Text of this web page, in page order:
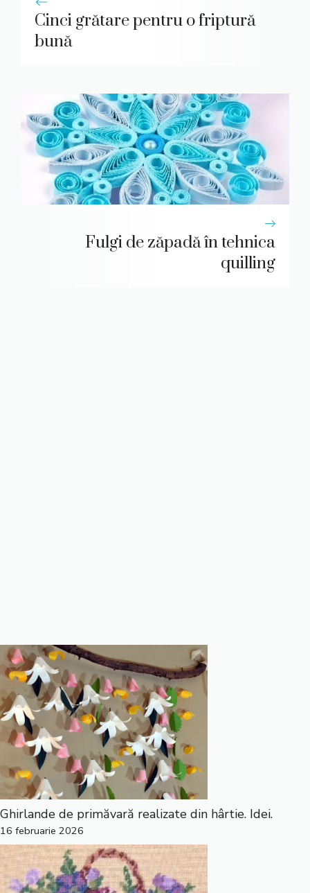
Cinci grătare pentru o friptură
bună
Fulgi de zăpadă în tehnica
quilling
Ghirlande de primăvară realizate din hârtie. Idei.
16 februarie 2026